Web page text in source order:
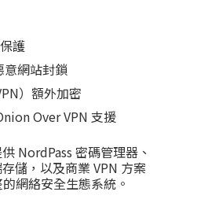
護
網站封鎖
）額外加密
Over VPN 支援
NordPass 密碼管理器、
儲，以及商業 VPN 方案
網絡安全生態系統。